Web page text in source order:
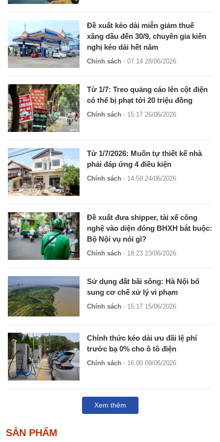
Đề xuất kéo dài miễn giảm thuế
xăng dầu đến 30/9, chuyên gia kiến
nghị kéo dài hết năm
Chính sách - 07:14 28/06/2026
Từ 1/7: Treo quảng cáo lên cột điện
có thể bị phạt tới 20 triệu đồng
Chính sách - 15:17 26/06/2026
Từ 1/7/2026: Muốn tự thiết kế nhà
phải đáp ứng 4 điều kiện
Chính sách - 14:59 24/06/2026
Đề xuất đưa shipper, tài xế công
nghệ vào diện đóng BHXH bắt buộc:
Bộ Nội vụ nói gì?
Chính sách - 18:23 23/06/2026
Sử dụng đất bãi sông: Hà Nội bổ
sung cơ chế xử lý vi phạm
Chính sách - 15:17 15/06/2026
Chính thức kéo dài ưu đãi lệ phí
trước bạ 0% cho ô tô điện
Chính sách - 16:00 09/06/2026
Xem thêm
SẢN PHẨM